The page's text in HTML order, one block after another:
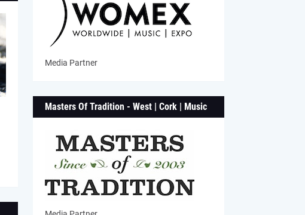
Media Partner
Masters Of Tradition - West | Cork | Music